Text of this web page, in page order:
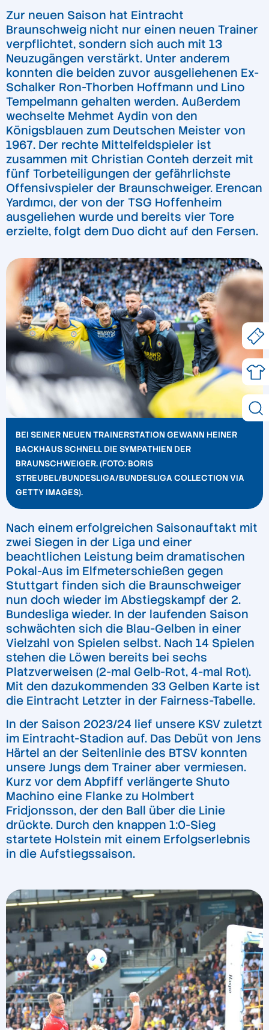
Zur neuen Saison hat Eintracht
Braunschweig nicht nur einen neuen Trainer
verpflichtet, sondern sich auch mit 13
Neuzugängen verstärkt. Unter anderem
konnten die beiden zuvor ausgeliehenen Ex-
Schalker Ron-Thorben Hoffmann und Lino
Tempelmann gehalten werden. Außerdem
wechselte Mehmet Aydin von den
Königsblauen zum Deutschen Meister von
1967. Der rechte Mittelfeldspieler ist
zusammen mit Christian Conteh derzeit mit
fünf Torbeteiligungen der gefährlichste
Offensivspieler der Braunschweiger. Erencan
Yardımcı, der von der TSG Hoffenheim
ausgeliehen wurde und bereits vier Tore
erzielte, folgt dem Duo dicht auf den Fersen.
BEI SEINER NEUEN TRAINERSTATION GEWANN HEINER
BACKHAUS SCHNELL DIE SYMPATHIEN DER
BRAUNSCHWEIGER. (FOTO: BORIS
STREUBEL/BUNDESLIGA/BUNDESLIGA COLLECTION VIA
GETTY IMAGES).
Nach einem erfolgreichen Saisonauftakt mit
zwei Siegen in der Liga und einer
beachtlichen Leistung beim dramatischen
Pokal-Aus im Elfmeterschießen gegen
Stuttgart finden sich die Braunschweiger
nun doch wieder im Abstiegskampf der 2.
Bundesliga wieder. In der laufenden Saison
schwächten sich die Blau-Gelben in einer
Vielzahl von Spielen selbst. Nach 14 Spielen
stehen die Löwen bereits bei sechs
Platzverweisen (2-mal Gelb-Rot, 4-mal Rot).
Mit den dazukommenden 33 Gelben Karte ist
die Eintracht Letzter in der Fairness-Tabelle.
In der Saison 2023/24 lief unsere KSV zuletzt
im Eintracht-Stadion auf. Das Debüt von Jens
Härtel an der Seitenlinie des BTSV konnten
unsere Jungs dem Trainer aber vermiesen.
Kurz vor dem Abpfiff verlängerte Shuto
Machino eine Flanke zu Holmbert
Fridjonsson, der den Ball über die Linie
drückte. Durch den knappen 1:0-Sieg
startete Holstein mit einem Erfolgserlebnis
in die Aufstiegssaison.